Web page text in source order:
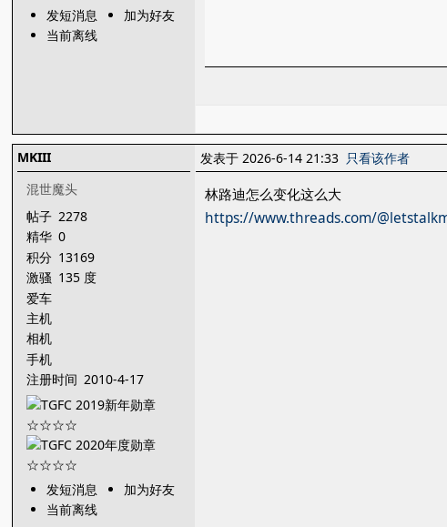
发短消息
加为好友
当前离线
MKIII
混世魔头
帖子 2278
精华 0
积分 13169
激骚 135 度
爱车
主机
相机
手机
注册时间 2010-4-17
发短消息
加为好友
当前离线
发表于 2026-6-14 21:33 只看该作者
林路迪怎么变化这么大
https://www.threads.com/